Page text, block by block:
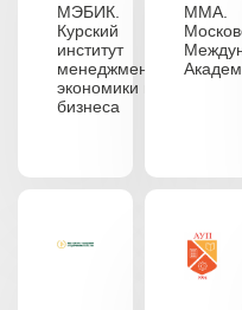
МЭБИК.
Курский
институт
менеджмента,
экономики и
бизнеса
ММА.